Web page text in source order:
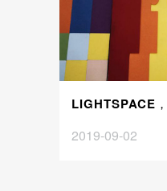
LIGHTSPACE
2019-09-02